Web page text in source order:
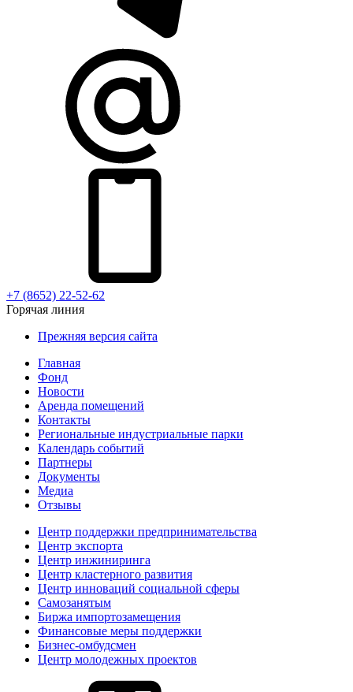
+7 (8652) 22-52-62
Горячая линия
Прежняя версия сайта
Главная
Фонд
Новости
Аренда помещений
Контакты
Региональные индустриальные парки
Календарь событий
Партнеры
Документы
Медиа
Отзывы
Центр поддержки предпринимательства
Центр экспорта
Центр инжиниринга
Центр кластерного развития
Центр инноваций социальной сферы
Cамозанятым
Биржа импортозамещения
Финансовые меры поддержки
Бизнес-омбудсмен
Центр молодежных проектов